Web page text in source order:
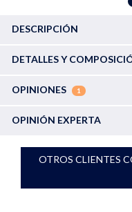
DESCRIPCIÓN
DETALLES Y
OPINIONES 1
OPINIÓN EXPERTA
OTROS CLIENTES